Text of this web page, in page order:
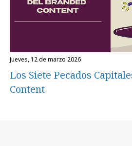
jueves, 12 de marzo 2026
Los Siete Pecados
Content